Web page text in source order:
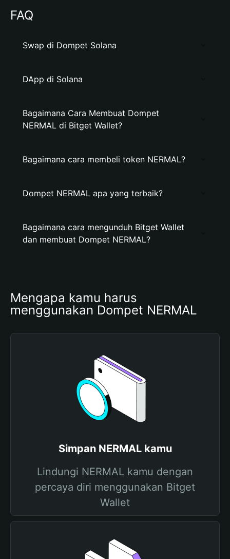
FAQ
Swap di Dompet Solana
DApp di Solana
Bagaimana Cara Membuat Dompet
NERMAL di Bitget Wallet?
Bagaimana cara membeli token NERMAL?
Dompet NERMAL apa yang terbaik?
Bagaimana cara mengunduh Bitget Wallet
dan membuat Dompet NERMAL?
Mengapa kamu harus
menggunakan Dompet NERMAL
Simpan NERMAL kamu
Lindungi NERMAL kamu dengan
percaya diri menggunakan Bitget
Wallet